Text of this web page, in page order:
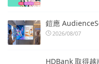
鎧應
2026/08/07
HDBank 取得越